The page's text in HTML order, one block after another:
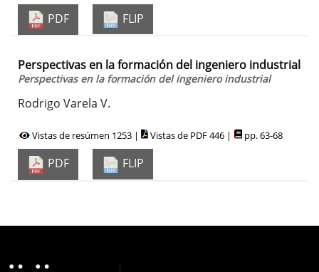
PDF FLIP
Perspectivas en la formación del ingeniero industrial
Perspectivas en la formación del ingeniero industrial
Rodrigo Varela V.
Vistas de resúmen 1253 | Vistas de PDF 446 | pp. 63-68
PDF FLIP